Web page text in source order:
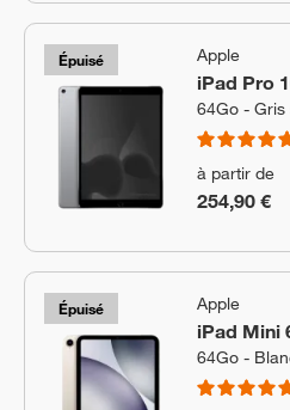
Épuisé Apple
iPad Pro
64Go - Gris
à partir de
254,90 €
Épuisé Apple
iPad Mini
64Go -